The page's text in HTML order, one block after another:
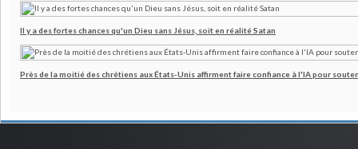
Il y a des fortes chances qu'un Dieu sans Jésus, soit en réalité Satan
Près de la moitié des chrétiens aux États-Unis affirment faire confiance à l'IA pour